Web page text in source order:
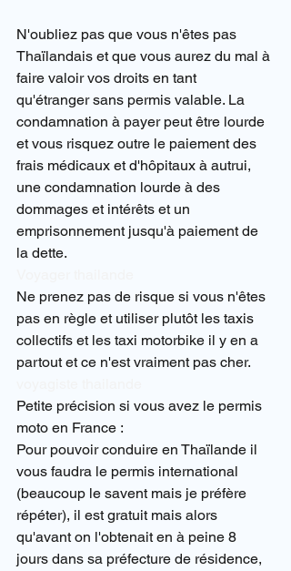
N'oubliez pas que vous n'êtes pas
Thaïlandais et que vous aurez du mal à
faire valoir vos droits en tant
qu'étranger sans permis valable. La
condamnation à payer peut être lourde
et vous risquez outre le paiement des
frais médicaux et d'hôpitaux à autrui,
une condamnation lourde à des
dommages et intérêts et un
emprisonnement jusqu'à paiement de
la dette.
Ne prenez pas de risque si vous n'êtes
pas en règle et utiliser plutôt les taxis
collectifs et les taxi motorbike il y en a
partout et ce n'est vraiment pas cher.
Petite précision si vous avez le permis
moto en France :
Pour pouvoir conduire en Thaïlande il
vous faudra le permis international
(beaucoup le savent mais je préfère
répéter), il est gratuit mais alors
qu'avant on l'obtenait en à peine 8
jours dans sa préfecture de résidence,